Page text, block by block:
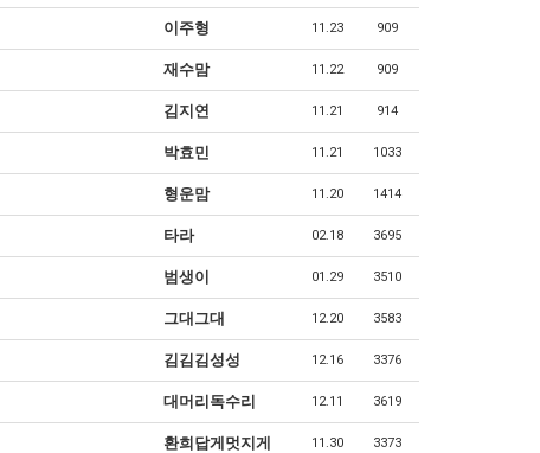
이주형 11.23 909
재수맘 11.22 909
김지연 11.21 914
박효민 11.21 1033
형운맘 11.20 1414
타라 02.18 3695
범생이 01.29 3510
그대그대 12.20 3583
김김김성성 12.16 3376
대머리독수리 12.11 3619
환희답게멋지게 11.30 3373